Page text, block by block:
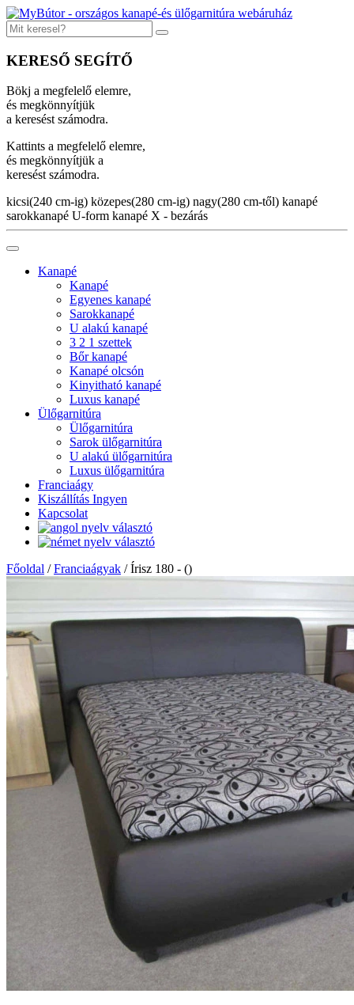
KERESŐ SEGÍTŐ
Bökj a megfelelő elemre,
és megkönnyítjük
a keresést számodra.
Kattints a megfelelő elemre,
és megkönnyítjük a
keresést számodra.
kicsi(240 cm-ig) közepes(280 cm-ig) nagy(280 cm-től) kanapé
sarokkanapé U-form kanapé X - bezárás
Kanapé
Kanapé
Egyenes kanapé
Sarokkanapé
U alakú kanapé
3 2 1 szettek
Bőr kanapé
Kanapé olcsón
Kinyitható kanapé
Luxus kanapé
Ülőgarnitúra
Ülőgarnitúra
Sarok ülőgarnitúra
U alakú ülőgarnitúra
Luxus ülőgarnitúra
Franciaágy
Kiszállítás Ingyen
Kapcsolat
Főoldal /Franciaágyak /Írisz 180 - ()